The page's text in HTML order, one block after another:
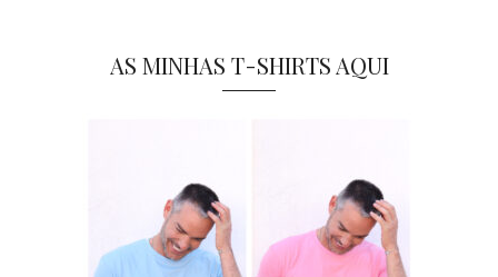
AS MINHAS T-SHIRTS AQUI